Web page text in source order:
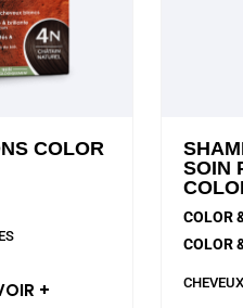
COLOR
+
SOIN
COLOR
COLOR